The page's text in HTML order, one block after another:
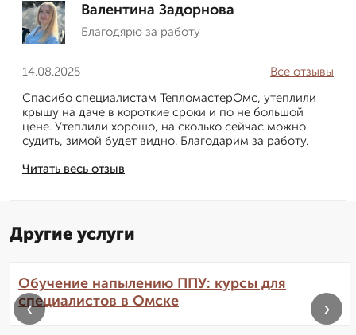
Валентина Задорнова
Благодярю за работу
14.08.2025
Читать весь отзыв
Все отзывы
Спасибо специалистам ТепломастерОмс, утеплили
крышу на даче в короткие сроки и по не большой
цене. Утеплили хорошо, на сколько сейчас можно
судить, зимой будет видно. Благодарим за работу.
Другие услуги
Обучение напылению ППУ: курсы для
специалистов в Омске
‹ ›